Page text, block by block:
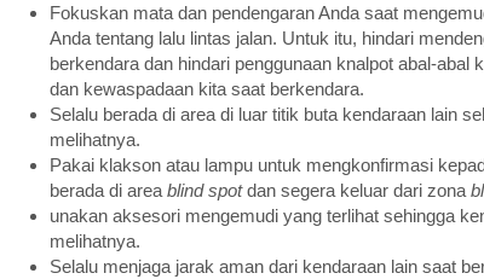
Fokuskan mata dan pendengaran Anda saat
Anda tentang lalu lintas jalan. Untuk itu, hindari
berkendara dan hindari penggunaan knalpot abal-abal
dan kewaspadaan kita saat berkendara.
Selalu berada di area di luar titik buta kendaraan lain
melihatnya.
Pakai klakson atau lampu untuk mengkonfirmasi
berada di area blind spotdan segera keluar dari zona
unakan aksesori mengemudi yang terlihat sehingga
melihatnya.
Selalu menjaga jarak aman dari kendaraan lain saat